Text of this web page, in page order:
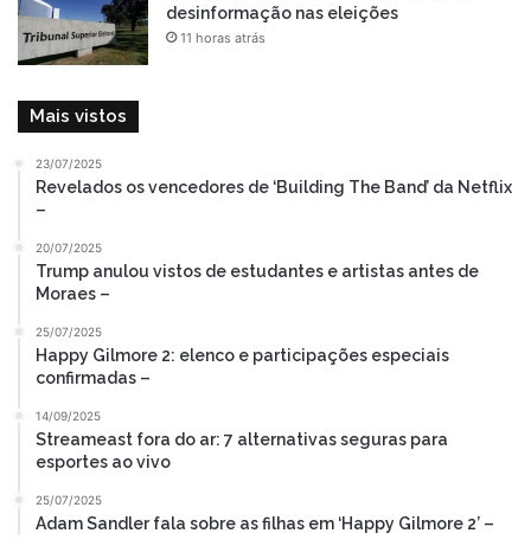
desinformação nas eleições
11 horas atrás
Mais vistos
23/07/2025
Revelados os vencedores de ‘Building The Band’ da Netflix
–
20/07/2025
Trump anulou vistos de estudantes e artistas antes de
Moraes –
25/07/2025
Happy Gilmore 2: elenco e participações especiais
confirmadas –
14/09/2025
Streameast fora do ar: 7 alternativas seguras para
esportes ao vivo
25/07/2025
Adam Sandler fala sobre as filhas em ‘Happy Gilmore 2’ –